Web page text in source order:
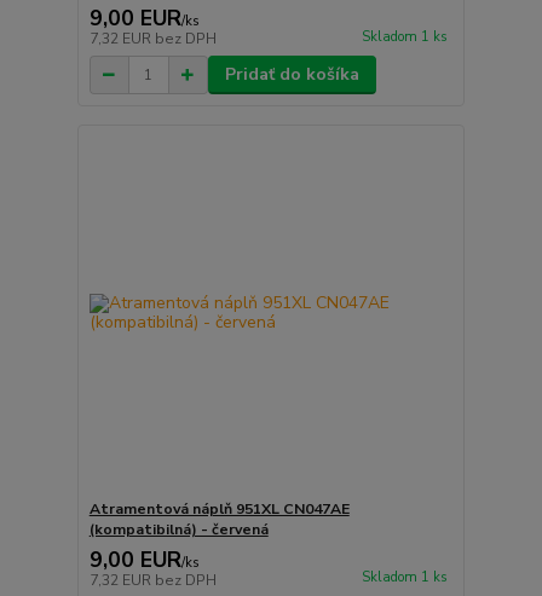
9,00 EUR/ks
7,32 EUR bez DPH Skladom 1 ks
Pridať do košíka
Atramentová náplň 951XL CN047AE
(kompatibilná) - červená
9,00 EUR/ks
7,32 EUR bez DPH Skladom 1 ks